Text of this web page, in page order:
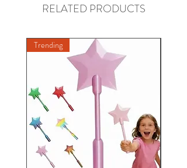
RELATED PRODUCTS
Trending